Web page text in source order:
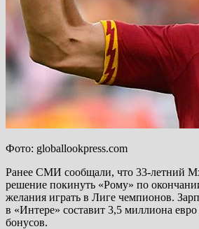
Фото: globallookpress.com
Ранее СМИ сообщали, что 33-летний
решение покинуть «Рому» по
желания играть в Лиге чемпионов.
в «Интере» составит 3,5 миллиона евро
бонусов.